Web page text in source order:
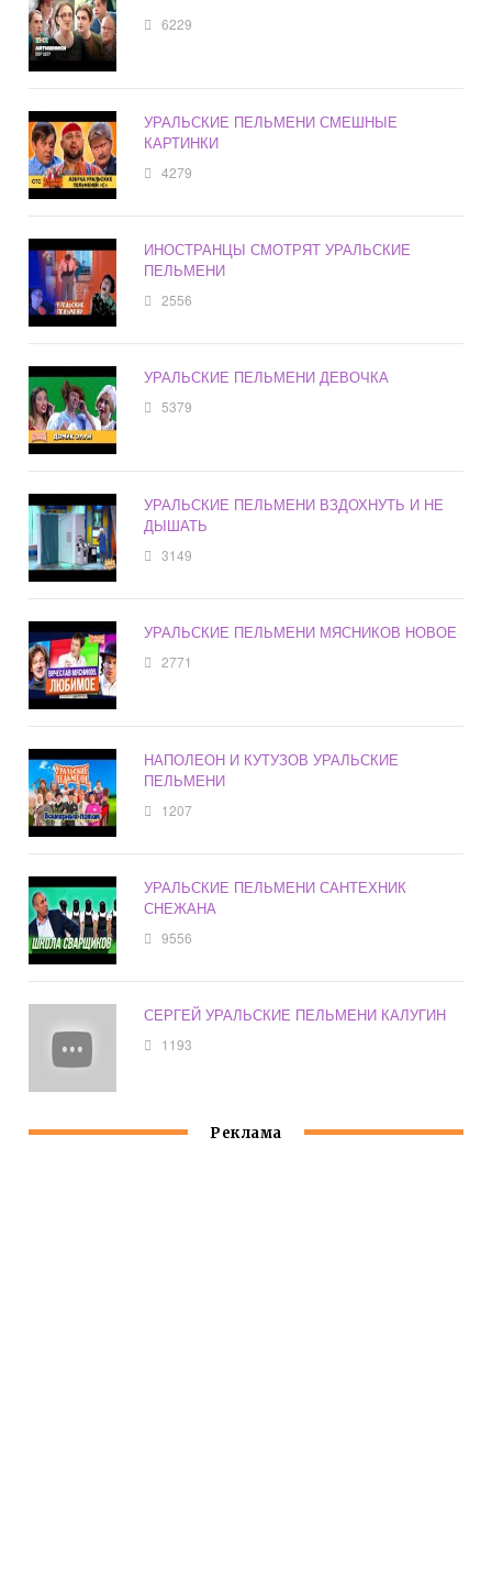
6229
УРАЛЬСКИЕ ПЕЛЬМЕНИ СМЕШНЫЕ
КАРТИНКИ
4279
ИНОСТРАНЦЫ СМОТРЯТ УРАЛЬСКИЕ
ПЕЛЬМЕНИ
2556
УРАЛЬСКИЕ ПЕЛЬМЕНИ ДЕВОЧКА
5379
УРАЛЬСКИЕ ПЕЛЬМЕНИ ВЗДОХНУТЬ И НЕ
ДЫШАТЬ
3149
УРАЛЬСКИЕ ПЕЛЬМЕНИ МЯСНИКОВ НОВОЕ
2771
НАПОЛЕОН И КУТУЗОВ УРАЛЬСКИЕ
ПЕЛЬМЕНИ
1207
УРАЛЬСКИЕ ПЕЛЬМЕНИ САНТЕХНИК
СНЕЖАНА
9556
СЕРГЕЙ УРАЛЬСКИЕ ПЕЛЬМЕНИ КАЛУГИН
1193
Реклама